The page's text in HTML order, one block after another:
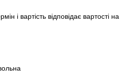
і вартість відповідає вартості на